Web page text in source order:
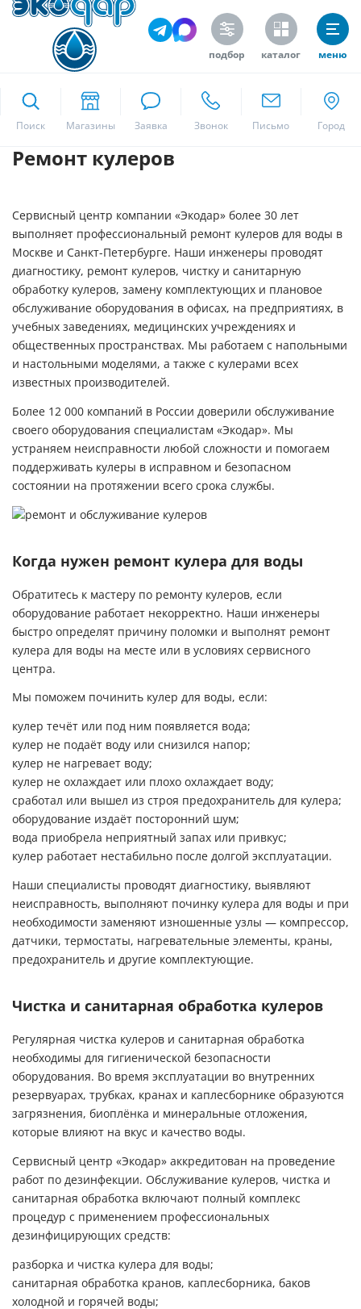
подбор каталог меню
Поиск
Москва
Да
Ремонт кулеров
Сервисный центр компании «Экодар» более 30 лет
выполняет профессиональный ремонт кулеров для воды в
Москве и Санкт-Петербурге. Наши инженеры проводят
диагностику, ремонт кулеров, чистку и санитарную
обработку кулеров, замену комплектующих и плановое
обслуживание оборудования в офисах, на предприятиях, в
учебных заведениях, медицинских учреждениях и
общественных пространствах. Мы работаем с напольными
и настольными моделями, а также с кулерами всех
известных производителей.
Более 12 000 компаний в России доверили обслуживание
своего оборудования специалистам «Экодар». Мы
устраняем неисправности любой сложности и помогаем
поддерживать кулеры в исправном и безопасном
состоянии на протяжении всего срока службы.
Когда нужен ремонт кулера для воды
Обратитесь к мастеру по ремонту кулеров, если
оборудование работает некорректно. Наши инженеры
быстро определят причину поломки и выполнят ремонт
кулера для воды на месте или в условиях сервисного
центра.
Мы поможем починить кулер для воды, если:
кулер течёт или под ним появляется вода;
кулер не подаёт воду или снизился напор;
кулер не нагревает воду;
кулер не охлаждает или плохо охлаждает воду;
сработал или вышел из строя предохранитель для кулера;
оборудование издаёт посторонний шум;
вода приобрела неприятный запах или привкус;
кулер работает нестабильно после долгой эксплуатации.
Наши специалисты проводят диагностику, выявляют
неисправность, выполняют починку кулера для воды и при
необходимости заменяют изношенные узлы — компрессор,
датчики, термостаты, нагревательные элементы, краны,
предохранитель и другие комплектующие.
Чистка и санитарная обработка кулеров
Регулярная чистка кулеров и санитарная обработка
необходимы для гигиенической безопасности
оборудования. Во время эксплуатации во внутренних
резервуарах, трубках, кранах и каплесборнике образуются
загрязнения, биоплёнка и минеральные отложения,
которые влияют на вкус и качество воды.
Сервисный центр «Экодар» аккредитован на проведение
работ по дезинфекции. Обслуживание кулеров, чистка и
санитарная обработка включают полный комплекс
процедур с применением профессиональных
дезинфицирующих средств:
разборка и чистка кулера для воды;
санитарная обработка кранов, каплесборника, баков
холодной и горячей воды;